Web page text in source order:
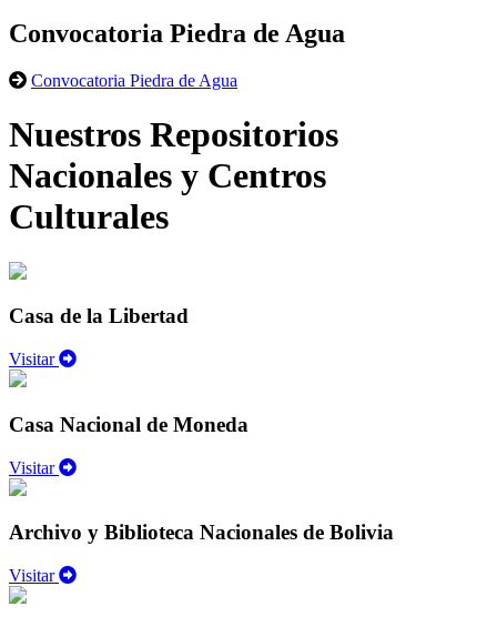
Convocatoria Piedra de Agua
Convocatoria Piedra de Agua
Nuestros Repositorios
Nacionales y Centros
Culturales
Casa de la Libertad
Visitar
Casa Nacional de Moneda
Visitar
Archivo y Biblioteca Nacionales de Bolivia
Visitar